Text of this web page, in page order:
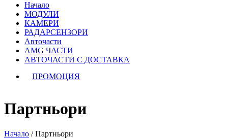
Начало
МОДУЛИ
КАМЕРИ
РАДАРСЕНЗОРИ
Авточасти
AMG ЧАСТИ
АВТОЧАСТИ С ДОСТАВКА
ПРОМОЦИЯ
Партньори
Начало / Партньори